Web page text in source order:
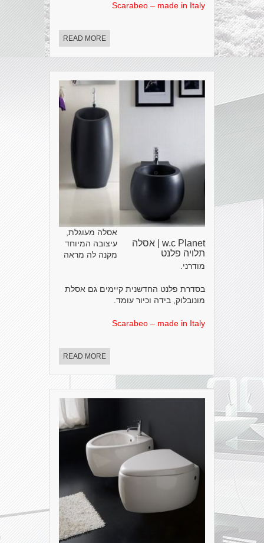
Scarabeo – made in Italy
READ MORE
w.c Planet | אסלה
תלויה פלנט
אסלה מעוגלת,
עיצובה המיוחד
מקנה לה מראה
מודרני.
בסדרת פלנט החדשנית קיימים גם אסלת
מונובלוק, בידה וכיור עומד.
Scarabeo – made in Italy
READ MORE